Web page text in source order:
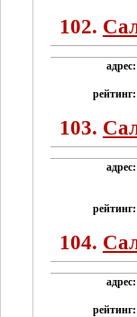
102.
адрес:
рейтинг:
103.
адрес:
рейтинг:
104.
адрес:
рейтинг: